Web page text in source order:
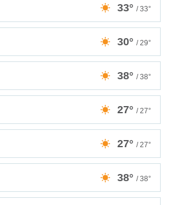
33° / 33°
30° / 29°
38° / 38°
27° / 27°
27° / 27°
38° / 38°